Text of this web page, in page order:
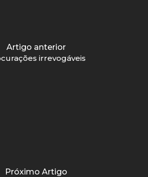
Artigo anterior
irrevogáveis
Próximo Artigo